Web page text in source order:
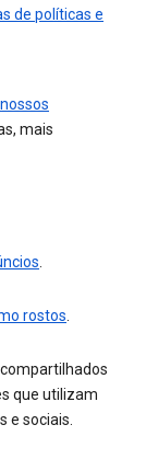
de políticas e
mais
.
rostos.
que utilizam
e sociais.